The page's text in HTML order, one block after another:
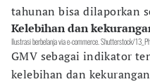
tahunan bisa dilaporkan
Kelebihan dan
Ilustrasi berbelanja via e-commerce. Shutterstock/
GMV sebagai indikator
kelebihan dan